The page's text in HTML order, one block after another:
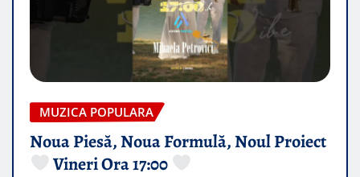
MUZICA POPULARA
Noua Piesă, Noua Formulă, Noul Proiect
Vineri Ora 17:00